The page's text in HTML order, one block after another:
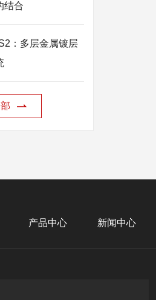
结合
：多层金属镀层
产品中心 新闻中心